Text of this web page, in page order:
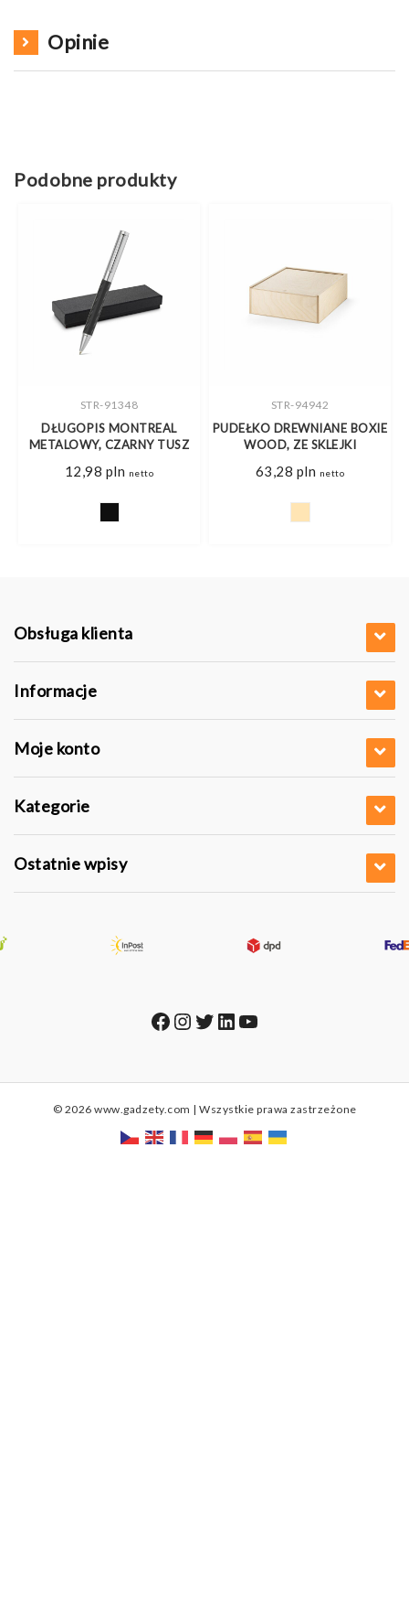
Opinie
Podobne produkty
STR-91348
DŁUGOPIS MONTREAL
METALOWY, CZARNY TUSZ
12,98 pln netto
STR-94942
PUDEŁKO DREWNIANE BOXIE
WOOD, ZE SKLEJKI
63,28 pln netto
Obsługa klienta
Informacje
Moje konto
Kategorie
Ostatnie wpisy
Facebook
Instagram
Twitter
LinkedIn
YouTube
© 2026 www.gadzety.com | Wszystkie prawa zastrzeżone